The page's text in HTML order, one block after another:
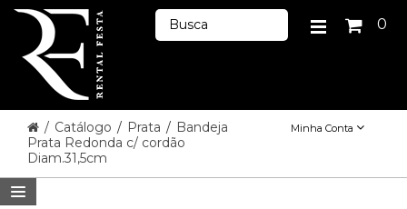
0
/ Catálogo / Prata / Bandeja
Prata Redonda c/ cordão
Diam.31,5cm
Minha Conta